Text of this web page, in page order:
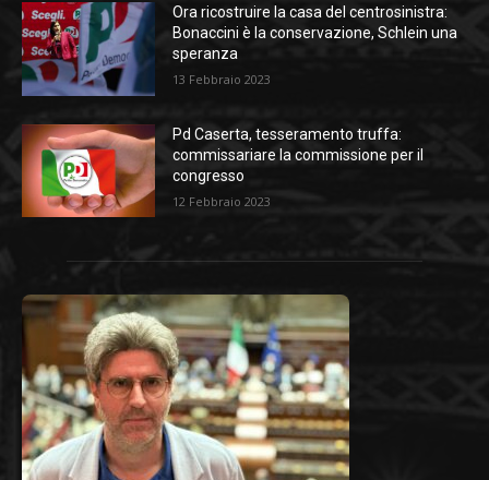
Ora ricostruire la casa del centrosinistra:
Bonaccini è la conservazione, Schlein una
speranza
13 Febbraio 2023
Pd Caserta, tesseramento truffa:
commissariare la commissione per il
congresso
12 Febbraio 2023